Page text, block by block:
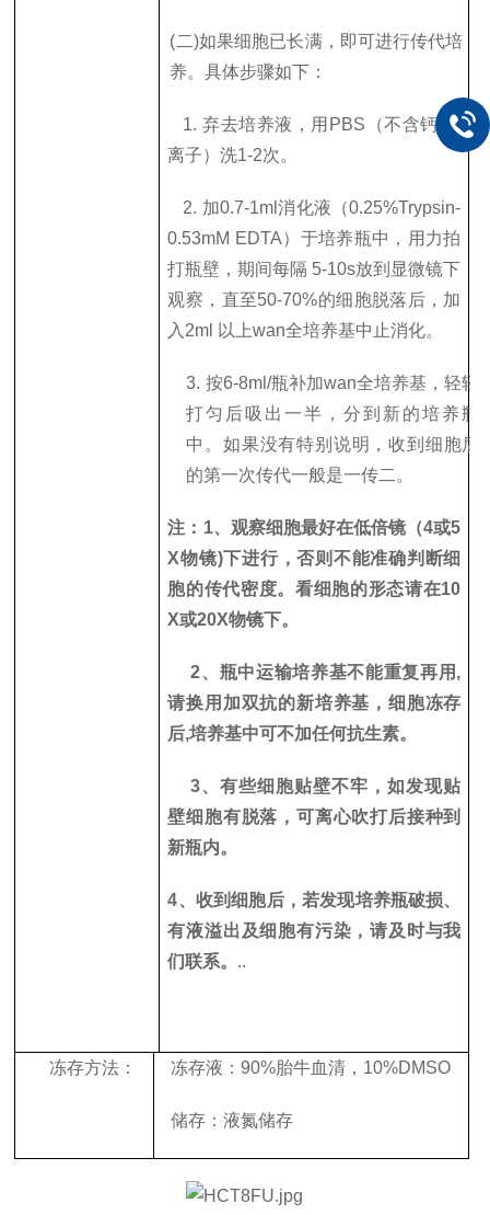
(二)如果细胞已长满，即可进行传代培
养。具体步骤如下：
1.弃去培养液，用 PBS （不含钙
镁
离子）洗1-2次。
2. 加0.7-1ml消化液（0.25%Trypsin-
0.53mM EDTA）于培养瓶中，用力拍
打瓶壁，期间每隔 5-10s放到显微镜下
观察，直至50-70%的细胞脱落后，加
入 2ml 以上wan全培养基中止消化。
3. 按6-8ml/瓶补加wan全培养基，轻轻
打匀后吸出一半，分到新的培养瓶
中。如果没有特别说明，收到细胞后
的第一次传代一般是一传二。
注： 1、观察细胞最好在低倍镜（4或5
X物镜)下进行，否则不能准确判断细
胞的传代密度。看细胞的形态请在10
X或20X物镜下。
2、瓶中运输培养基不能重复再用 ,
请换用加双抗的新培养基，细胞冻存
后,培养基中可不加任何抗生素。
3、有些细胞贴壁不牢，如发现贴
壁细胞有脱落，可离心吹打后接种到
新瓶内。
4、收到细胞后，若发现培养瓶破损、
有液溢出及细胞有污染，请及时与我
们联系。 ..
冻存方法： 冻存液：90%胎牛血清， 10%DMSO
储存：液氮储存